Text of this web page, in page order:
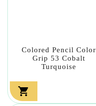
Colored Pencil Color
Grip 53 Cobalt
Turquoise
